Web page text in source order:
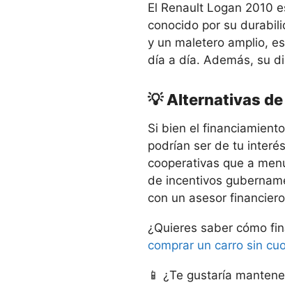
El Renault Logan 2010
conocido por su
y un maletero amplio,
día a día. Además, su
💡 Alternativas
Si bien el
podrían ser de tu
cooperativas que a
de incentivos
con un asesor
¿Quieres saber cómo
comprar un carro sin
📱 ¿Te gustaría